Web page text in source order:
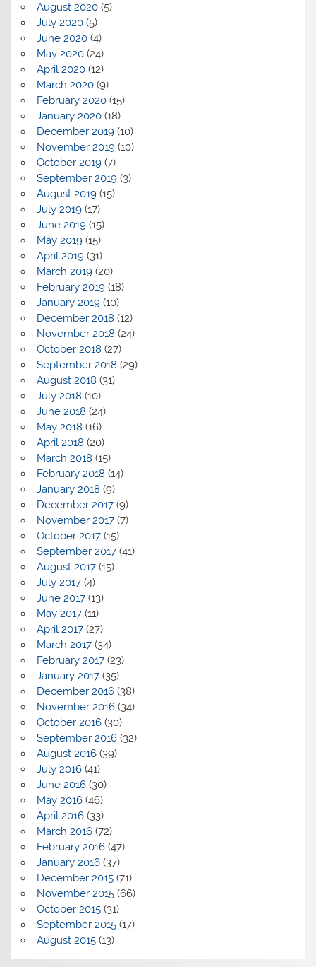
August 2020(5)
July 2020(5)
June 2020(4)
May 2020(24)
April 2020(12)
March 2020(9)
February 2020(15)
January 2020(18)
December 2019(10)
November 2019(10)
October 2019(7)
September 2019(3)
August 2019(15)
July 2019(17)
June 2019(15)
May 2019(15)
April 2019(31)
March 2019(20)
February 2019(18)
January 2019(10)
December 2018 (12)
November 2018 (24)
October 2018 (27)
September 2018 (29)
August 2018 (31)
July 2018 (10)
June 2018 (24)
May 2018 (16)
April 2018 (20)
March 2018 (15)
February 2018 (14)
January 2018 (9)
December 2017(9)
November 2017(7)
October 2017(15)
September 2017(41)
August 2017(15)
July 2017(4)
June 2017(13)
May 2017(11)
April 2017(27)
March 2017(34)
February 2017(23)
January 2017(35)
December 2016(38)
November 2016(34)
October 2016(30)
September 2016(32)
August 2016(39)
July 2016(41)
June 2016(30)
May 2016(46)
April 2016(33)
March 2016(72)
February 2016(47)
January 2016(37)
December 2015(71)
November 2015(66)
October 2015(31)
September 2015(17)
August 2015(13)